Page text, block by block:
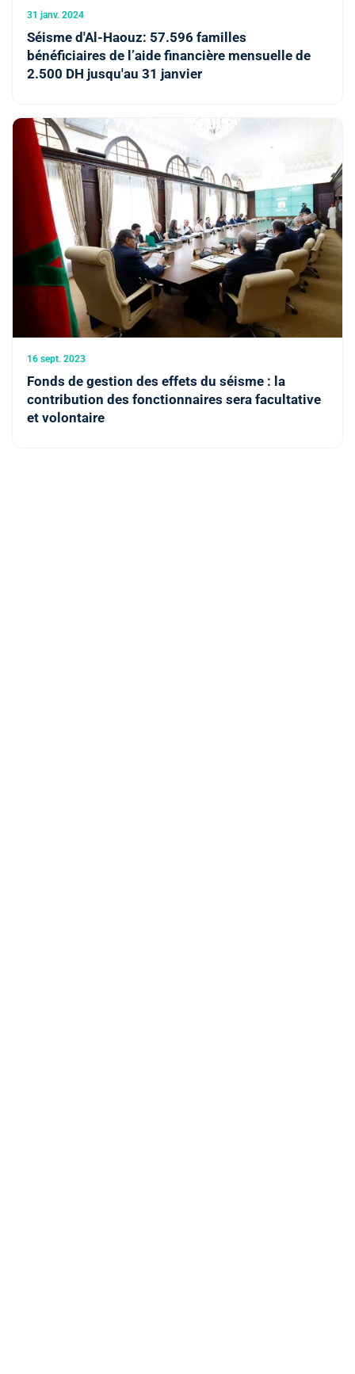
31 janv. 2024
Séisme d'Al-Haouz: 57.596 familles
bénéficiaires de l’aide financière mensuelle de
2.500 DH jusqu'au 31 janvier
16 sept. 2023
Fonds de gestion des effets du séisme : la
contribution des fonctionnaires sera facultative
et volontaire